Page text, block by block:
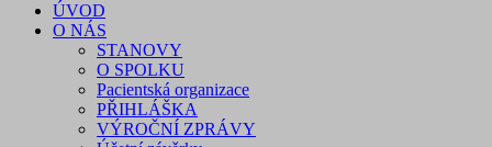
ÚVOD
O NÁS
STANOVY
O SPOLKU
Pacientská organizace
PŘIHLÁŠKA
VÝROČNÍ ZPRÁVY